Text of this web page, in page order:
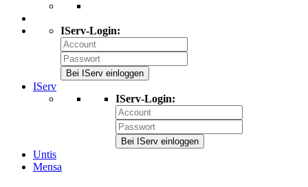
IServ-Login:
Bei IServ einloggen
IServ
IServ-Login:
Bei IServ einloggen
Untis
Mensa